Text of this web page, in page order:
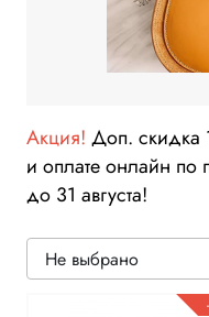
Акция! Доп. скидка
и оплате онлайн по
до 31 августа!